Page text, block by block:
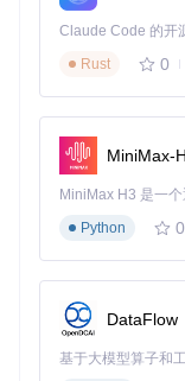
章状态分为"草稿-
自动触发社交媒体
到完成的完整生命
实现指南：构
在实现拖拽功能时
库。最终选择
计，默认支持跨容
于状态管理，
护性问题，其声明
Rust
0
MiniMax-
Python
0
DataFlow
基于大模型算子和